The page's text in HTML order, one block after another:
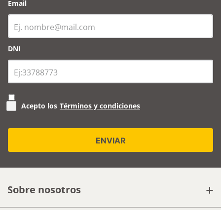
Email
DNI
Acepto los Términos y condiciones
Sobre nosotros +